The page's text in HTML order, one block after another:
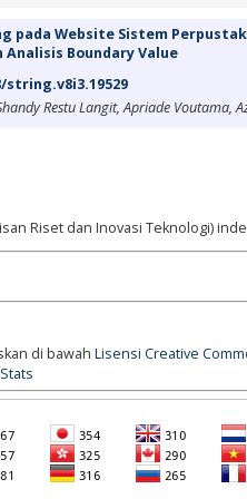
pada Website Sistem
Boundary Value
string.v8i3.19529
Restu Langit, Apriade Voutama,
Riset dan Inovasi Teknologi)
di bawah Lisensi Creative